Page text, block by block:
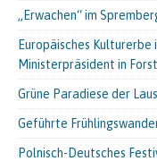
„Erwachen“ im
Europäisches Kulturerbe
Ministerpräsident in
Grüne Paradiese der
Geführte
Polnisch-Deutsches